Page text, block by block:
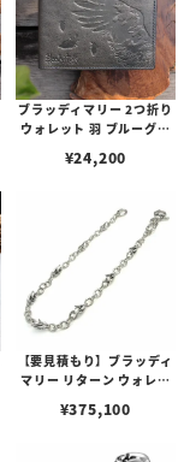
ブラッディマリー 2つ折り
ウォレット 羽 ブルーグレ
¥24,200
【要見積もり】ブラッディ
マリー リターン ウォレッ
¥375,100